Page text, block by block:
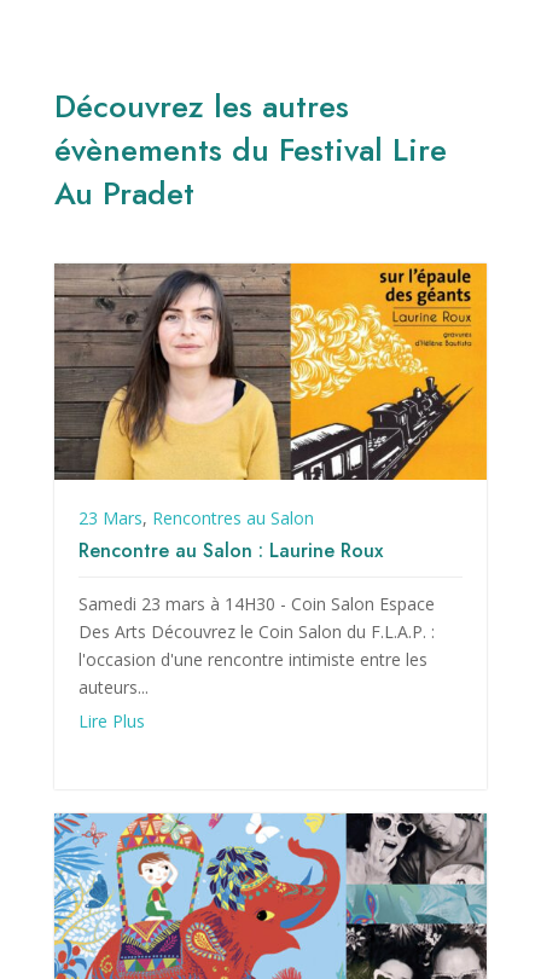
Découvrez les autres
évènements du Festival Lire
Au Pradet
23 Mars, Rencontres au Salon
Rencontre au Salon : Laurine Roux
Samedi 23 mars à 14H30 - Coin Salon Espace
Des Arts Découvrez le Coin Salon du F.L.A.P. :
l'occasion d'une rencontre intimiste entre les
auteurs...
Lire Plus